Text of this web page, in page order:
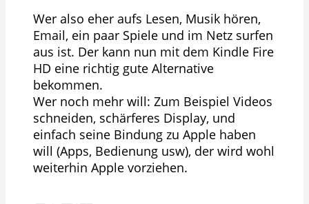
Wer also eher aufs Lesen, Musik hören,
Email, ein paar Spiele und im Netz surfen
aus ist. Der kann nun mit dem Kindle Fire
HD eine richtig gute Alternative
bekommen.
Wer noch mehr will: Zum Beispiel Videos
schneiden, schärferes Display, und
einfach seine Bindung zu Apple haben
will (Apps, Bedienung usw), der wird wohl
weiterhin Apple vorziehen.